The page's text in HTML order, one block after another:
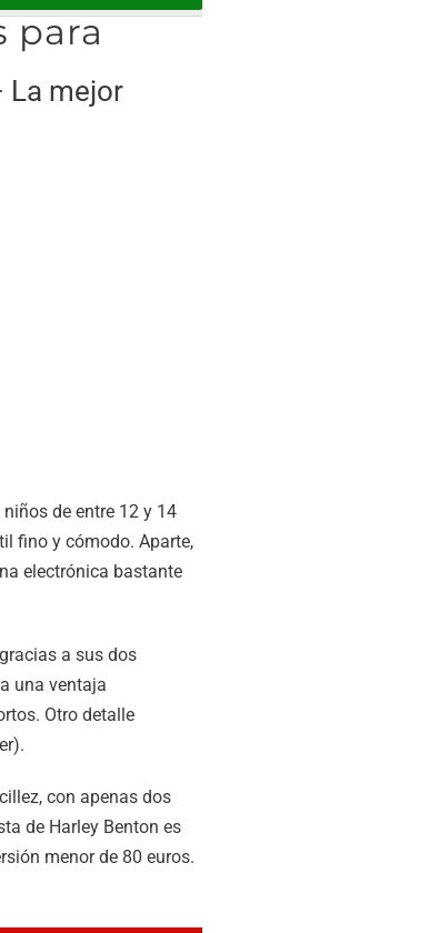
para
La mejor
niños de entre 12 y 14
fino y cómodo. Aparte,
electrónica bastante
gracias a sus dos
una ventaja
Otro detalle
con apenas dos
de Harley Benton es
menor de 80 euros.